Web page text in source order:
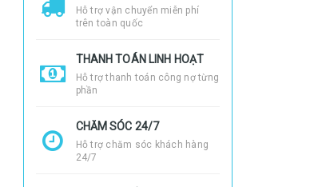
Hỗ trợ vận chuyển miễn phí
trên toàn quốc
THANH TOÁN LINH HOẠT
Hỗ trợ thanh toán công nợ từng
phần
CHĂM SÓC 24/7
Hỗ trợ chăm sóc khách hàng
24/7